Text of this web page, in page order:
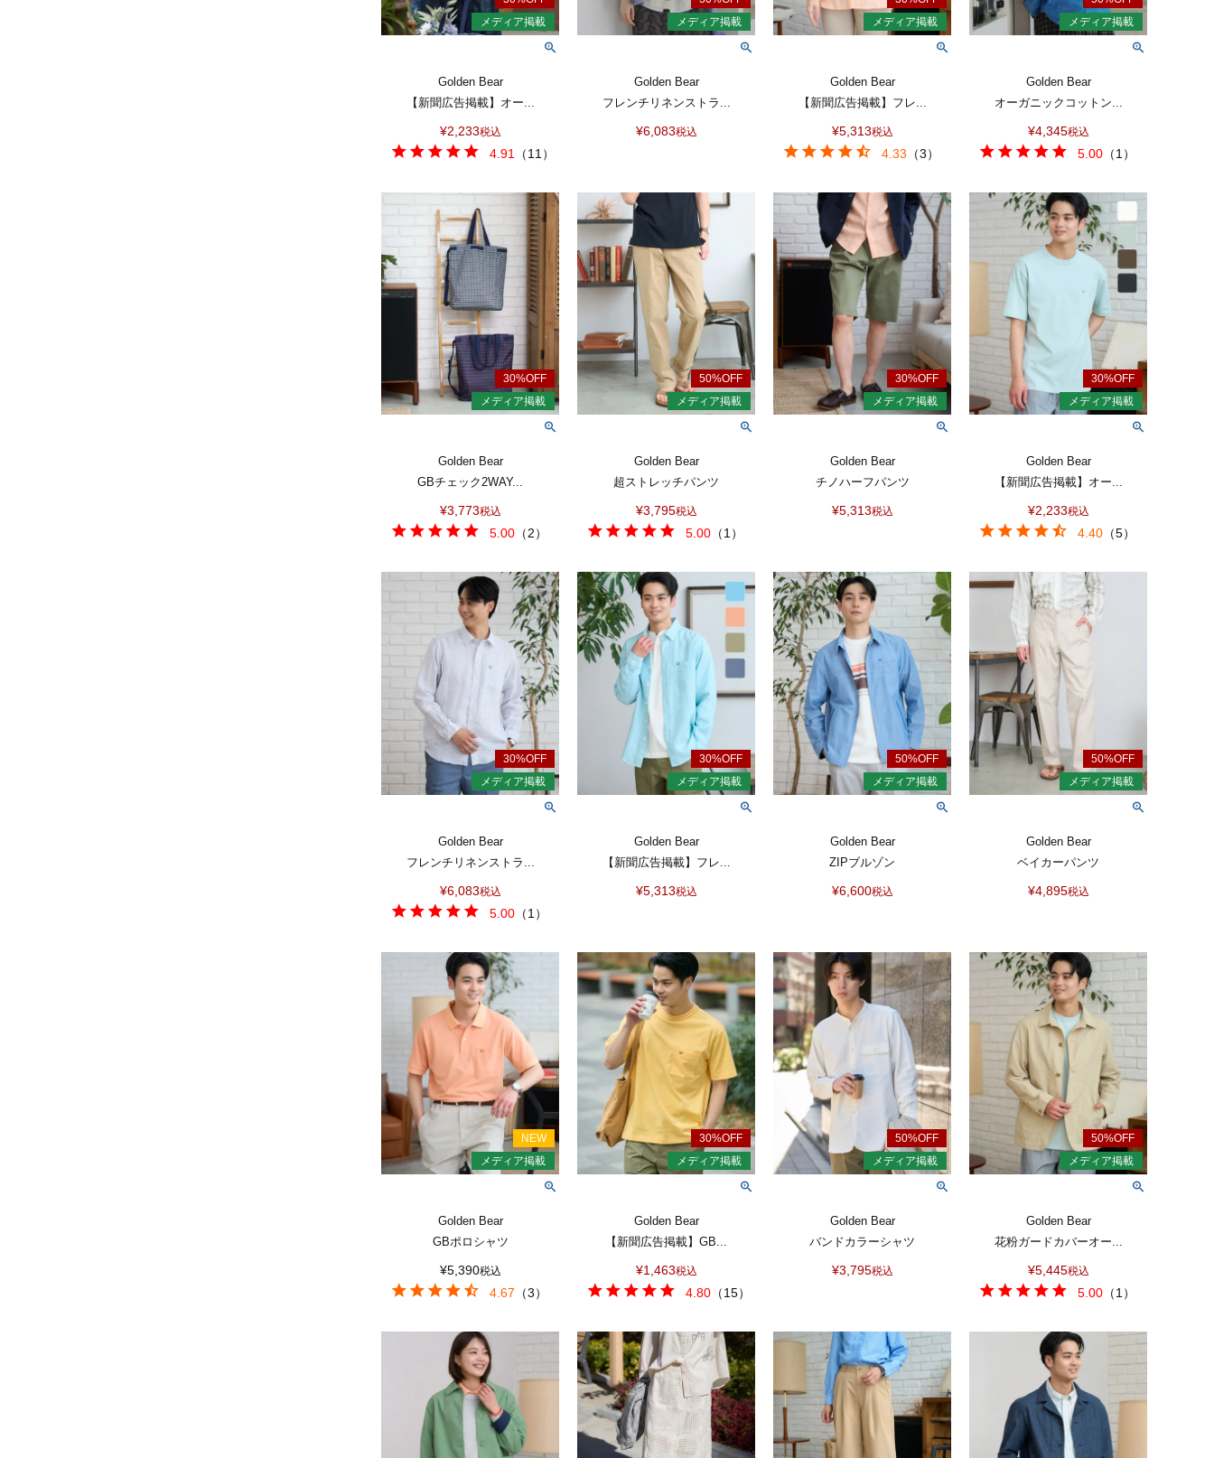
Golden Bear
【新聞広告掲載】オー...
¥2,233税込
4.91 （11 ）
Golden Bear
フレンチリネンストラ...
¥6,083税込
Golden Bear
【新聞広告掲載】フレ...
¥5,313税込
4.33 （3）
Golden Bear
オーガニックコットン...
¥4,345税込
5.00 （1 ）
Golden Bear
GBチェック2WAY...
¥3,773税込
5.00 （2）
Golden Bear
超ストレッチパンツ
¥3,795税込
5.00 （1）
Golden Bear
チノハーフパンツ
¥5,313税込
Golden Bear
【新聞広告掲載】オー...
¥2,233税込
4.40 （5）
Golden Bear
フレンチリネンストラ...
¥6,083税込
5.00 （1 ）
Golden Bear
【新聞広告掲載】フレ...
¥5,313税込
Golden Bear
ZIPブルゾン
¥6,600税込
Golden Bear
ベイカーパンツ
¥4,895税込
Golden Bear
GBポロシャツ
¥5,390税込
4.67 （3）
Golden Bear
【新聞広告掲載】GB...
¥1,463税込
4.80 （15）
Golden Bear
バンドカラーシャツ
¥3,795税込
Golden Bear
花粉ガードカバーオー...
¥5,445税込
5.00 （1 ）